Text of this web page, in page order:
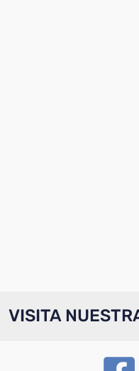
VISITA